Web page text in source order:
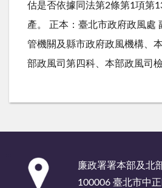
估是否依據同法第2條第1項第
產。 正本：臺北市政府政風處
管機關及縣市政府政風機構、
部政風司第四科、本部政風司
廉政署署本部及北
100006 臺北市中